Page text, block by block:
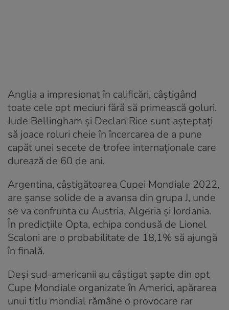
Anglia a impresionat în calificări, câștigând
toate cele opt meciuri fără să primească goluri.
Jude Bellingham și Declan Rice sunt așteptați
să joace roluri cheie în încercarea de a pune
capăt unei secete de trofee internaționale care
durează de 60 de ani.
Argentina, câștigătoarea Cupei Mondiale 2022,
are șanse solide de a avansa din grupa J, unde
se va confrunta cu Austria, Algeria și Iordania.
În predicțiile Opta, echipa condusă de Lionel
Scaloni are o probabilitate de 18,1% să ajungă
în finală.
Deși sud-americanii au câștigat șapte din opt
Cupe Mondiale organizate în Americi, apărarea
unui titlu mondial rămâne o provocare rar